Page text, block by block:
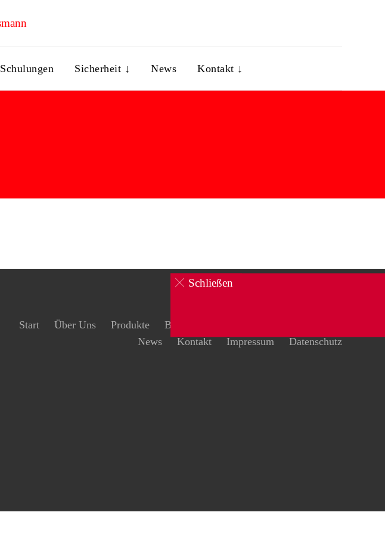
Schulungen Sicherheit ↓ News Kontakt ↓
Start Über Uns Produkte Brandschutz
News
Kontakt Impressum Datenschutz
Schließen